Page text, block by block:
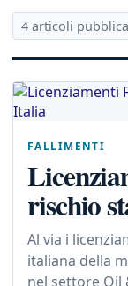
4 articoli
FALLIMENTI
rischio
Al via i
italiana della
nel settore Oil